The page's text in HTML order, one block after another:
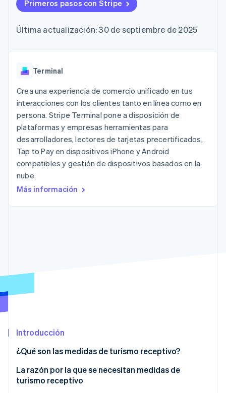
Métodos de
pago
de 125
Authorization
Boost
Optimizaciones
de aceptación
Link
Proceso de
compra
Connections
Datos de ctas.
financieras
vinculadas
Recognition
Automatización
Stripe Sigma
personalizados
criptomoneda
Constitución de una startup
Eliminación de dióxido de carbono
Sesiones de Stripe 2026
Gestión del dinero
SaaS
Empresas de IA
Economía de los
creadores
Juegos
Hostelería, viajes y ocio
Seguros
Medios de
comunicación y
entretenimiento
fines de lucro
profesionales
Gestionar
Ofrecer cobro por
consumo
respaldadas por
Recursos
Integraciones de
aplicaciones
Ejemplos de código
Blog de
Estado de la API
Empresa
producto
Sessions
Contacto
Contacta con ventas
Conviértete en socio
Primeros pasos con Stripe
Última actualización: 30 de septiembre de 2025
Terminal
Crea una experiencia de comercio unificado en tus
interacciones con los clientes tanto en línea como en
persona. Stripe Terminal pone a disposición de
plataformas y empresas herramientas para
desarrolladores, lectores de tarjetas precertificados,
Tap to Pay en dispositivos iPhone y Android
compatibles y gestión de dispositivos basados en la
nube.
Más información
Introducción
¿Qué son las medidas de turismo receptivo?
La razón por la que se necesitan medidas de
turismo receptivo